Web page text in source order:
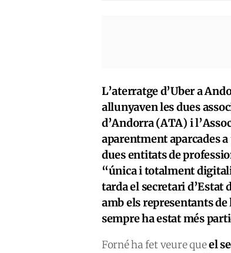
L’aterratge d’Uber a
allunyaven les dues
d’Andorra (ATA) i
aparentment aparcades
dues entitats de
“única i totalment
tarda el secretari d’Estat
amb els representants de
sempre ha estat més
Forné ha fet veure queel